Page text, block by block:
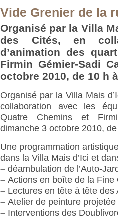
Vide Grenier de la
Organisé par la Villa
des Cités, en
d’animation des
Firmin Gémier-Sadi
octobre 2010, de 10 h
Organisé par la Villa Mais
collaboration avec les
Quatre Chemins et
dimanche 3 octobre 2010,
Une programmation
dans la Villa Mais d’Ici et
– déambulation de l’Auto-
– Actions en boîte de la Fine
– Lectures en tête à tête des
– Atelier de peinture
– Interventions des